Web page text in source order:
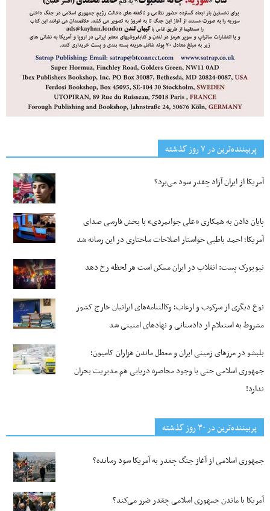
پربیننده‌ترین‌ در ۷ روز گذشته
آمریکا از ایران آزاد چقدر سود می‌برد؟
پایان دادن به همکاری «علی جوانمردی» با بخش فارسی صدای
آمریکا؛ احمد باطبی خواستار اصلاحات ساختاری در این رسانه شد
نیویورک پست: انقلاب در ایران ممکن است هر لحظه رخ دهد
نوع دیگری از سرکوب و ارعاب؛ وکالتنامه‌های ایرانیان خارج کشور
مشروط به استعلام از دادستانی و نهادهای امنیتی شد
بلبشو در مرزهای زمینی ایران و معطل ماندن هزاران کامیون؛
جمهوری اسلامی حتی با وجود محاصره دریایی هم مدیریت بحران
ندارد!
پربیننده‌ترین‌ در ۳۰ روز گذشته
جمهوری اسلامی از آغاز جنگ چقدر به آمریکا سود رسانده؟
آمریکا با ماندن جمهوری اسلامی چقدر ضرر می‌کند؟